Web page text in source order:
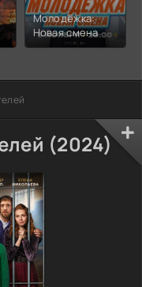
Молодёжка:
Новая смена
(2024)